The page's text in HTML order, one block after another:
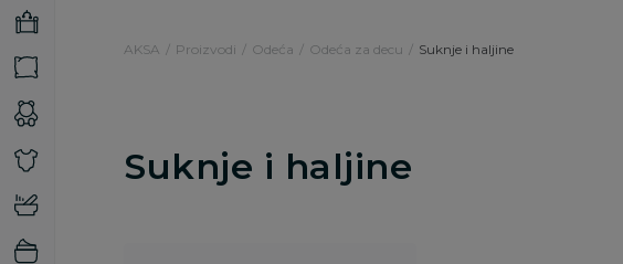
AKSA Proizvodi Odeća Odeća za decu Suknje i haljine
Suknje i haljine